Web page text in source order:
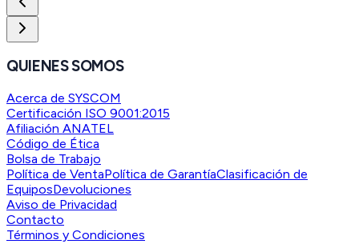
QUIENES SOMOS
Acerca de SYSCOM
Certificación ISO 9001:2015
Afiliación ANATEL
Código de Ética
Bolsa de Trabajo
Política de VentaPolítica de GarantíaClasificación de
EquiposDevoluciones
Aviso de Privacidad
Contacto
Términos y Condiciones